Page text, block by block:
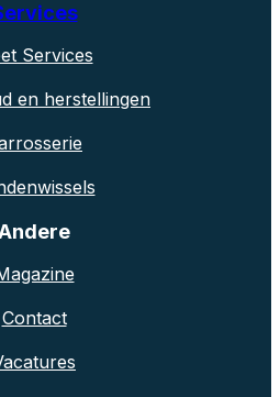
Services
en herstellingen
Contact